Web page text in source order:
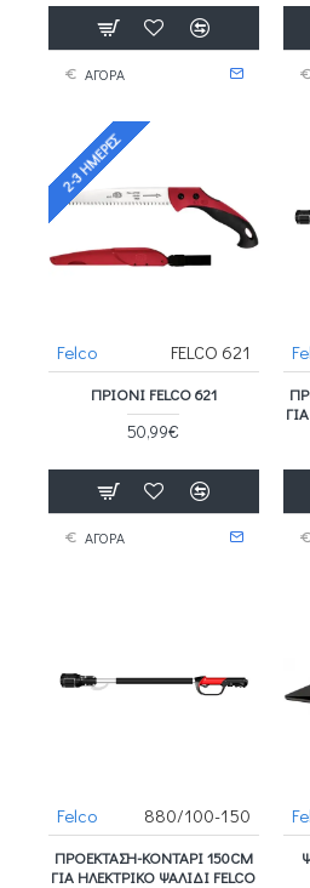
ΑΓΟΡΑ
2-3 ΗΜΈΡΕΣ
Felco FELCO 621
ΠΡΙΌΝΙ FELCO 621
50,99€
ΑΓΟΡΑ
Felco 880/100-150
ΠΡΟΈΚΤΑΣΗ-ΚΟΝΤΆΡΙ 150CM
ΓΙΑ ΗΛΕΚΤΡΙΚΌ ΨΑΛΊΔΙ FELCO